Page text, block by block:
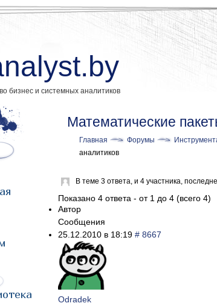
бизнес и системных аналитиков
Математические
Главная Форумы
аналитиков
В теме 3 ответа, и 4 участника,
Показано 4 ответа - от 1 до 4 (всего 4)
Автор
Сообщения
25.12.2010 в 18:19 # 8667
Odradek